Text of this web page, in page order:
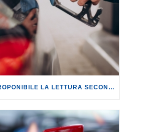
BENZINA: IMPROPONIBILE LA LETTURA SECONDO CUI PROROGARE IL TAGLIO DELLE ACCISE SIGNIFICA TASSARE TUTTI I CITTADINI.